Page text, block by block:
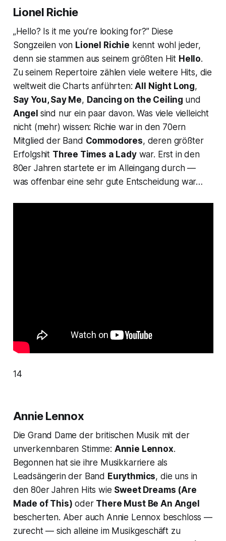
Lionel Richie
„Hello? Is it me you’re looking for?” Diese
Songzeilen von Lionel Richie kennt wohl jeder,
denn sie stammen aus seinem größten Hit Hello.
Zu seinem Repertoire zählen viele weitere Hits, die
weltweit die Charts anführten:All Night Long,
Say You, Say Me, Dancing on the Ceiling und
Angel sind nur ein paar davon. Was viele vielleicht
nicht (mehr) wissen: Richie war in den 70ern
Mitglied der Band Commodores, deren größter
Erfolgshit Three Times a Ladywar. Erst in den
80er Jahren startete er im Alleingang durch —
was offenbar eine sehr gute Entscheidung war…
14
Annie Lennox
Die Grand Dame der britischen Musik mit der
unverkennbaren Stimme: Annie Lennox.
Begonnen hat sie ihre Musikkarriere als
Leadsängerin der Band Eurythmics, die uns in
den 80er Jahren Hits wie Sweet Dreams (Are
Made of This) oder There Must Be An Angel
bescherten. Aber auch Annie Lennox beschloss —
zurecht — sich alleine im Musikgeschäft zu